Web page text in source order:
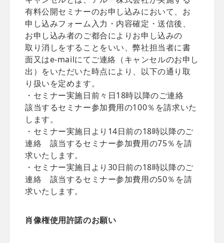
有料公開セミナーのお申し込みにおいて、お
申し込みフォーム入力・内容確定・送信後、
お申し込み者のご都合によりお申し込みの
取り消しをすることをいい、弊社担当者に書
面又はe-mailにてご連絡（キャンセルのお申し
出）をいただいた時点により、以下の通り取
り扱いを定めます。
・セミナー実施日前々日18時以降のご連絡
該当するセミナー参加費用の100％を請求いた
します。
・セミナー実施日より14日前の18時以降のご
連絡 該当するセミナー参加費用の75％を請
求いたします。
・セミナー実施日より30日前の18時以降のご
連絡 該当するセミナー参加費用の50％を請
求いたします。
肖像権使用許諾のお願い